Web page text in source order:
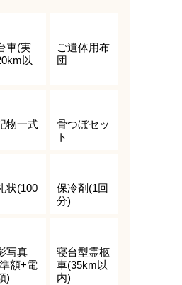
車(実
以
ご遺体用布
団
物一式
骨つぼセッ
ト
状(100
保冷剤(1回
分)
写真
額+電
)
寝台型霊柩
車(35km以
内)